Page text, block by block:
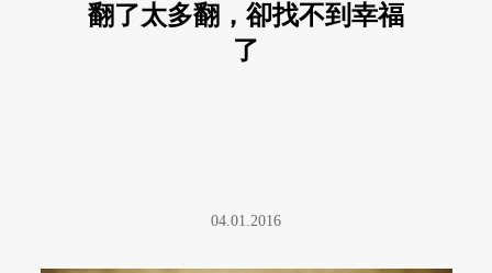
翻了太多翻，卻找不到幸福
了
04.01.2016